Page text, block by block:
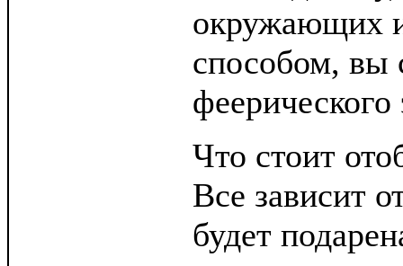
окружающих
способом, вы
Что стоит
Все зависит
будет